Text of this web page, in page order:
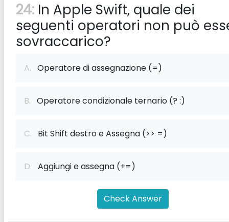
24: In Apple Swift, quale dei
seguenti operatori non può
sovraccarico?
A. Operatore di assegnazione (=)
B. Operatore condizionale ternario (? :)
C. Bit Shift destro e Assegna (>> =)
D. Aggiungi e assegna (+=)
Check Answer